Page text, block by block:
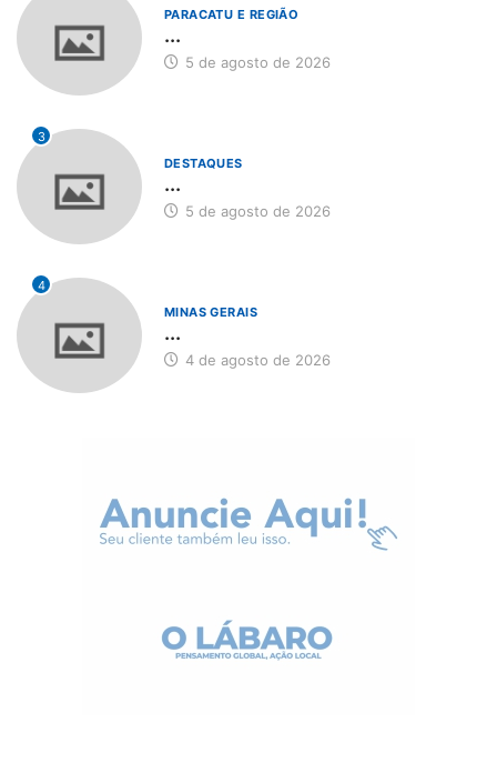
PARACATU E REGIÃO
...
5 de agosto de 2026
3
DESTAQUES
...
5 de agosto de 2026
4
MINAS GERAIS
...
4 de agosto de 2026